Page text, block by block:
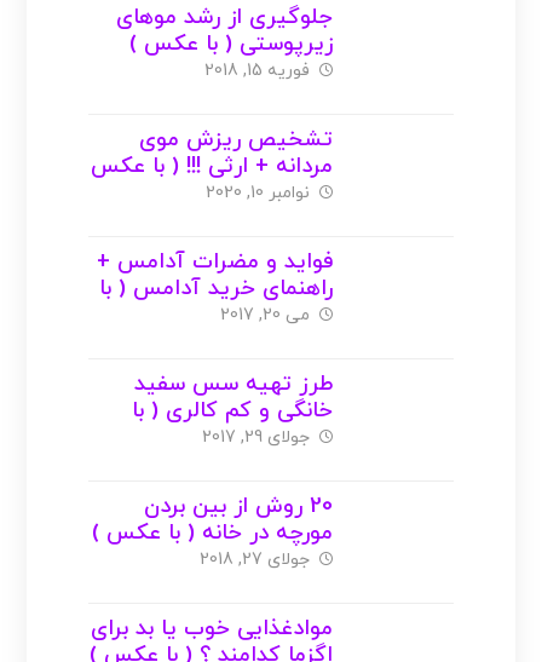
جلوگیری از رشد موهای
زیرپوستی ( با عکس )
فوریه 15, 2018
تشخیص ریزش موی
مردانه + ارثی !!! ( با عکس
)
نوامبر 10, 2020
فواید و مضرات آدامس +
راهنمای خرید آدامس ( با
عکس )
می 20, 2017
طرز تهیه سس سفید
خانگی و کم کالری ( با
عکس )
جولای 29, 2017
20 روش از بین بردن
مورچه در خانه ( با عکس )
جولای 27, 2018
موادغذایی خوب یا بد برای
اگزما کدامند ؟ ( با عکس )